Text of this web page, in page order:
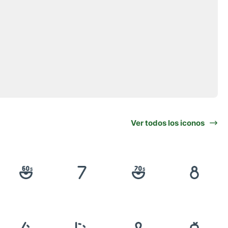
Ver todos los iconos